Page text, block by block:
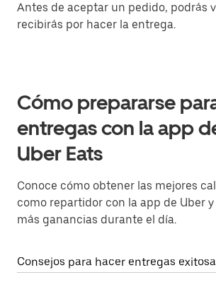
Antes de aceptar un pedido, podrás
recibirás por hacer la entrega.
Cómo prepararse
entregas con la app
Uber Eats
Conoce cómo obtener las mejores
como repartidor con la app de Uber
más ganancias durante el día.
Consejos para hacer entregas